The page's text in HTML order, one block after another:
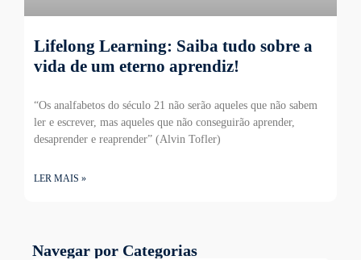
Lifelong Learning: Saiba tudo sobre a
vida de um eterno aprendiz!
“Os analfabetos do século 21 não serão aqueles que não sabem
ler e escrever, mas aqueles que não conseguirão aprender,
desaprender e reaprender” (Alvin Tofler)
LER MAIS »
Navegar por Categorias